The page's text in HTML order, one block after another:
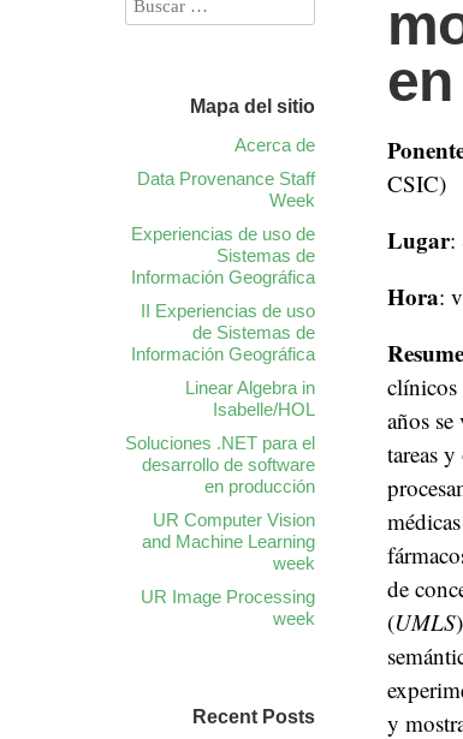
CSIC)
Lugar:
Hora:
clínicos
años
tareas
de
(UMLS
y
Mapa del sitio
Acerca de
Data Provenance Staff
Week
Experiencias de uso de
Sistemas de
Información Geográfica
II Experiencias de uso
de Sistemas de
Información Geográfica
Linear Algebra in
Isabelle/HOL
Soluciones .NET para el
desarrollo de software
en producción
UR Computer Vision
and Machine Learning
week
UR Image Processing
week
Recent Posts